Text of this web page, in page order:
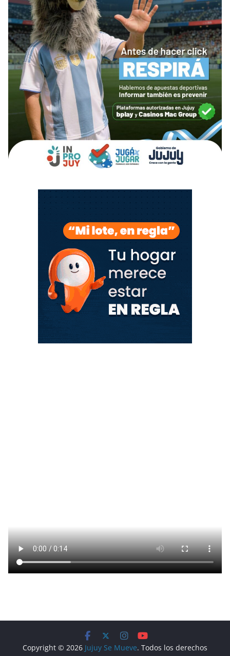
Copyright © 2026 Jujuy Se Mueve. Todos los derechos